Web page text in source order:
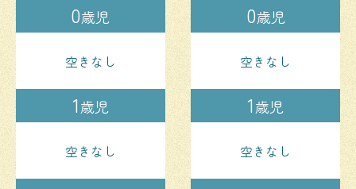
0歳児
空きなし
1歳児
空きなし
0歳児
空きなし
1歳児
空きなし